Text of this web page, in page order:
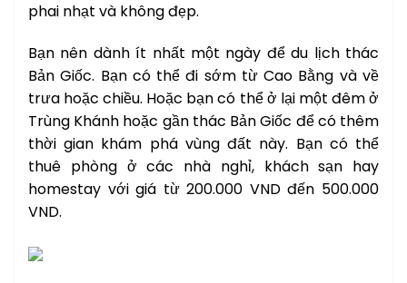
phai nhạt và không đẹp.
Bạn nên dành ít nhất một ngày để du lịch thác
Bản Giốc. Bạn có thể đi sớm từ Cao Bằng và về
trưa hoặc chiều. Hoặc bạn có thể ở lại một đêm ở
Trùng Khánh hoặc gần thác Bản Giốc để có thêm
thời gian khám phá vùng đất này. Bạn có thể
thuê phòng ở các nhà nghỉ, khách sạn hay
homestay với giá từ 200.000 VND đến 500.000
VND.